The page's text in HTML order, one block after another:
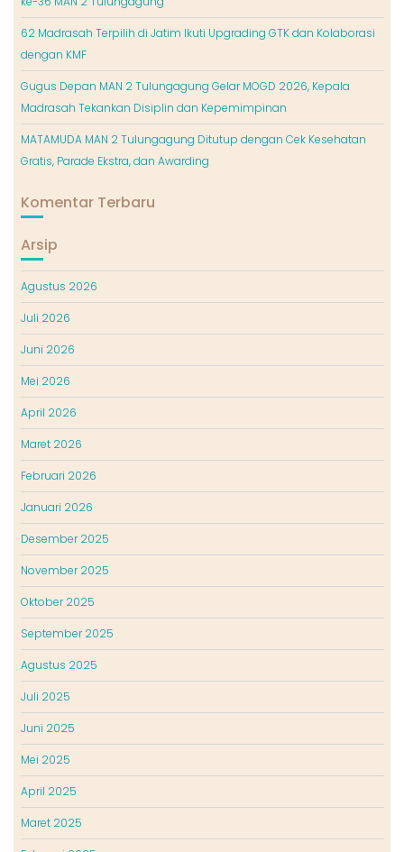
62 Madrasah Terpilih di Jatim Ikuti Upgrading GTK dan Kolaborasi
dengan KMF
Gugus Depan MAN 2 Tulungagung Gelar MOGD 2026, Kepala
Madrasah Tekankan Disiplin dan Kepemimpinan
MATAMUDA MAN 2 Tulungagung Ditutup dengan Cek Kesehatan
Gratis, Parade Ekstra, dan Awarding
Komentar Terbaru
Arsip
Agustus 2026
Juli 2026
Juni 2026
Mei 2026
April 2026
Maret 2026
Februari 2026
Januari 2026
Desember 2025
November 2025
Oktober 2025
September 2025
Agustus 2025
Juli 2025
Juni 2025
Mei 2025
April 2025
Maret 2025